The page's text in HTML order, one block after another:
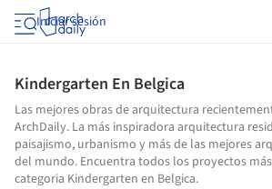
Iniciar sesión
Kindergarten En Belgica
Las mejores obras de arquitectura
ArchDaily. La más inspiradora arquitectura
paisajismo, urbanismo y más de las mejores
del mundo. Encuentra todos los proyectos
categoria Kindergarten en Belgica.